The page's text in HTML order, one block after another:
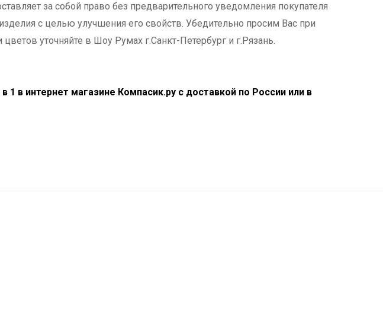
за собой право без предварительного уведомления покупателя
с целью улучшения его свойств. Убедительно просим Вас при
уточняйте в Шоу Румах г.Санкт-Петербург и г.Рязань.
в 1 в интернет магазине Компасик.ру с доставкой по России или в